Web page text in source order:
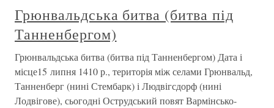
Грюнвальдська битва (битва під
Танненбергом)
Грюнвальдська битва (битва під Танненбергом) Дата і
місце15 липня 1410 р., територія між селами Грюнвальд,
Танненберг (нині Стембарк) і Людвігсдорф (нині
Лодвігове), сьогодні Острудський повят Вармінсько-